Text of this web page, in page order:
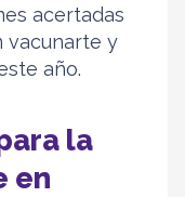
acertadas
vacunarte y
año.
la
en